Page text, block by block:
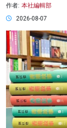
作者: 本社編輯部
2026-08-07